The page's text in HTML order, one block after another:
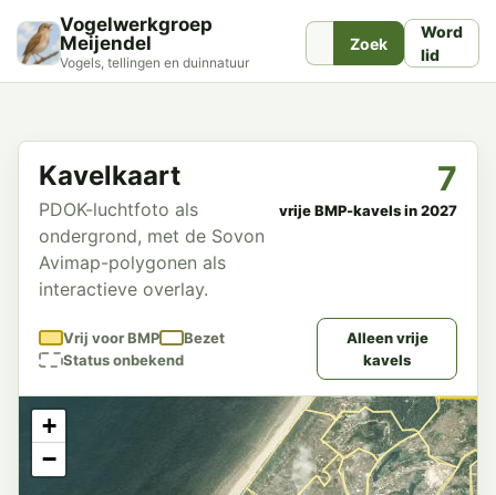
Vogelwerkgroep
Meijendel
Vogels, tellingen en duinnatuur
Zoek
Word
lid
Kavelkaart
PDOK-luchtfoto als
ondergrond, met de Sovon
Avimap-polygonen als
interactieve overlay.
7
vrije BMP-kavels in 2027
Vrij voor BMP
Bezet
Status onbekend
Alleen vrije
kavels
+
−